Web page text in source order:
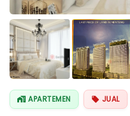
APARTEMEN JUAL